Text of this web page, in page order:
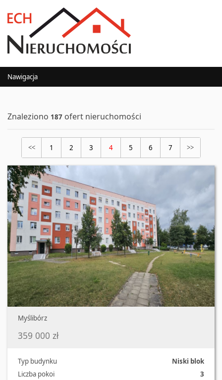
Nawigacja
Znaleziono 187 ofert nieruchomości
<< 1 2 3 4 5 6 7 >>
Oferta nr 127/3120/OMS
Myślibórz
359 000 zł
Typ budynku
Niski blok
Liczba pokoi
3